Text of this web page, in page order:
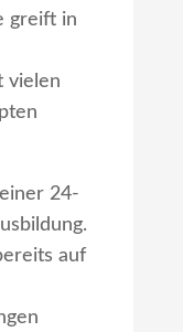
greift in
vielen
24-
auf